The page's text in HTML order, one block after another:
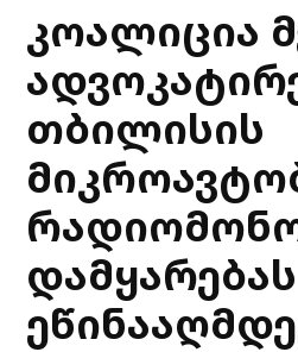
კოალიცია
თბილისის
დამყარებას